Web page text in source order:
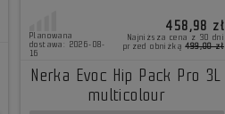
Planowana
dostawa: 2026-08-
16
Najniższa cena z 30 dni
przed obniżką499,00 zł
458,98 zł
Nerka Evoc Hip Pack Pro 3L
multicolour